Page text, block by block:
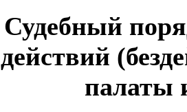
Судебный
действий
палаты